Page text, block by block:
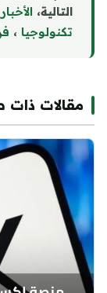
التالية،
تكنولوجيا ،
مقالات ذات